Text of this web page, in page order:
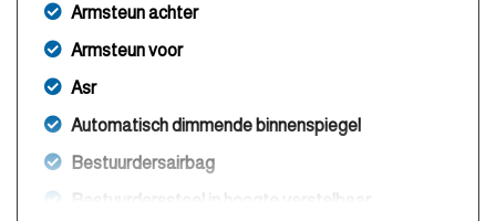
Armsteun achter
Armsteun voor
Asr
Automatisch dimmende binnenspiegel
Bestuurdersairbag
Bestuurdersstoel in hoogte verstelbaar